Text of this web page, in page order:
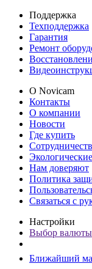
Поддержка
Техподдержка
Гарантия
Ремонт
О Novicam
Контакты
О компании
Новости
Где купить
Нам доверяют
Политика
Связаться с
Настройки
Выбор валюты
Ближайший